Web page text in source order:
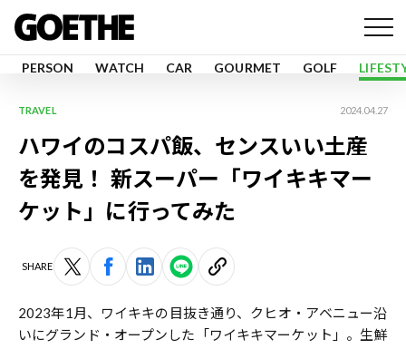
PERSON WATCH CAR GOURMET GOLF
TRAVEL 2024.04.27
ハワイのコスパ飯、センスいい土産
を発見！ 新スーパー「ワイキキマー
ケット」に行ってみた
SHARE
2023年1月、ワイキキの目抜き通り、クヒオ・アベニュー沿
いにグランド・オープンした「ワイキキマーケット」。生鮮